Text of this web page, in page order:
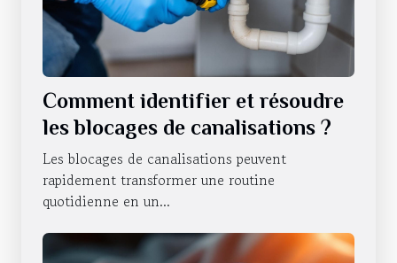
Comment identifier et résoudre
les blocages de canalisations ?
Les blocages de canalisations peuvent
rapidement transformer une routine
quotidienne en un...